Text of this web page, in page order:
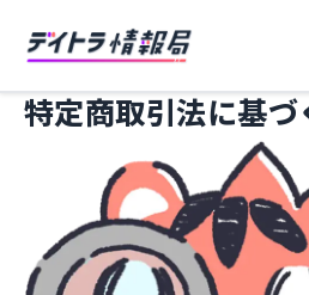
特定商取引法に基づ